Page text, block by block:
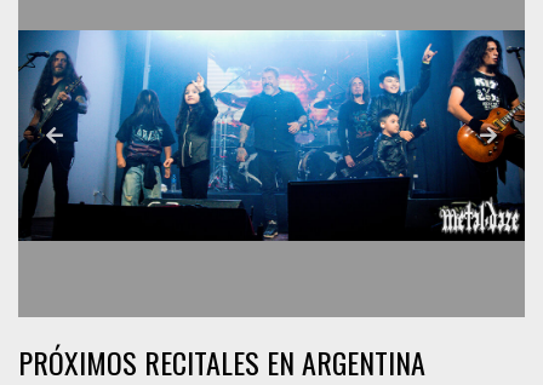
PRÓXIMOS RECITALES EN ARGENTINA